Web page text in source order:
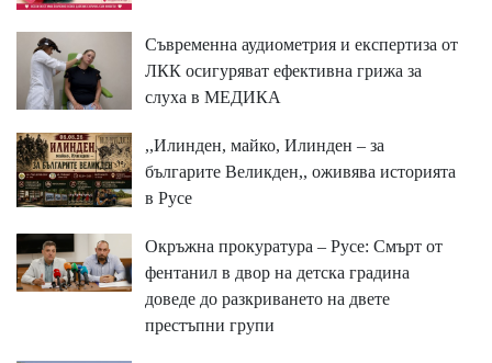
Съвременна аудиометрия и експертиза от
ЛКК осигуряват ефективна грижа за
слуха в МЕДИКА
,,Илинден, майко, Илинден – за
българите Великден,, оживява историята
в Русе
Окръжна прокуратура – Русе: Смърт от
фентанил в двор на детска градина
доведе до разкриването на двете
престъпни групи